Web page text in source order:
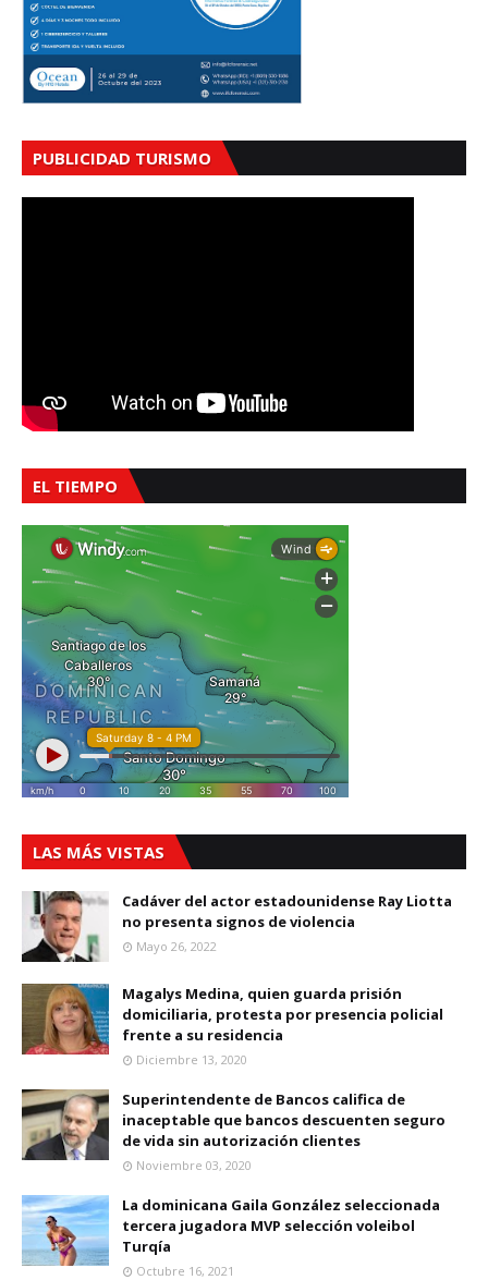
PUBLICIDAD TURISMO
EL TIEMPO
LAS MÁS VISTAS
Cadáver del actor estadounidense Ray Liotta
no presenta signos de violencia
Mayo 26, 2022
Magalys Medina, quien guarda prisión
domiciliaria, protesta por presencia policial
frente a su residencia
Diciembre 13, 2020
Superintendente de Bancos califica de
inaceptable que bancos descuenten seguro
de vida sin autorización clientes
Noviembre 03, 2020
La dominicana Gaila González seleccionada
tercera jugadora MVP selección voleibol
Turqía
Octubre 16, 2021